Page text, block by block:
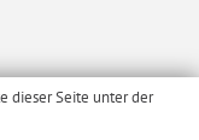
dieser Seite unter der